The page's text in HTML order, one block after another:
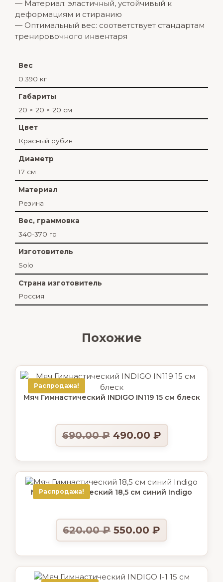
— Материал: эластичный, устойчивый к
деформациям и стиранию
— Оптимальный вес: соответствует стандартам
тренировочного инвентаря
Вес
0.390 кг
Габариты
20 × 20 × 20 см
Цвет
Красный рубин
Диаметр
17 см
Материал
Резина
Вес, граммовка
340-370 гр
Изготовитель
Solo
Страна изготовитель
Россия
Похожие
Распродажа!
Мяч Гимнастический INDIGO IN119 15 см блеск
690.00₽ 490.00 ₽
Распродажа!
Мяч Гимнастический 18,5 см синий Indigo
620.00₽ 550.00 ₽